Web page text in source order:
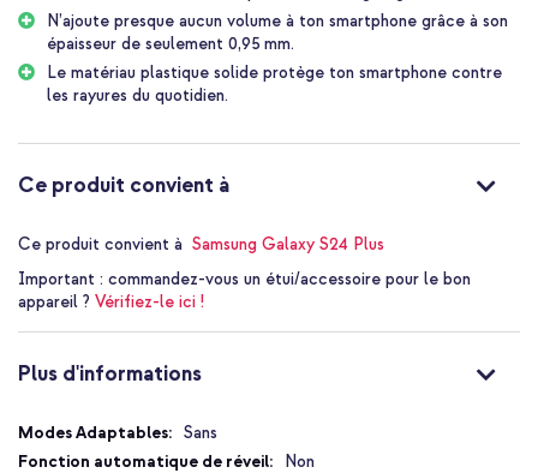
N’ajoute presque aucun volume à ton smartphone grâce à son
épaisseur de seulement 0,95 mm.
Le matériau plastique solide protège ton smartphone contre
les rayures du quotidien.
Ce produit convient à
Ce produit convient à Samsung Galaxy S24 Plus
Important : commandez-vous un étui/accessoire pour le bon
appareil ? Vérifiez-le ici !
Plus d'informations
Plus
d'informations
Sans
Non